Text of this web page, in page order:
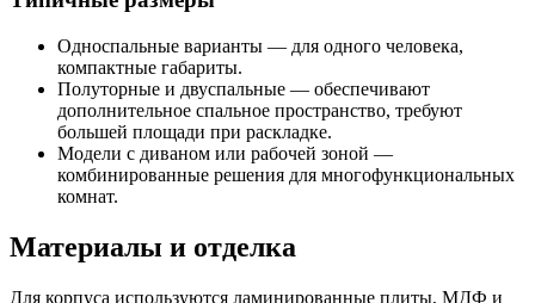
Односпальные варианты — для одного человека,
компактные габариты.
Полуторные и двуспальные — обеспечивают
дополнительное спальное пространство, требуют
большей площади при раскладке.
Модели с диваном или рабочей зоной —
комбинированные решения для многофункциональных
комнат.
Материалы и отделка
Для корпуса используются ламинированные плиты, МДФ и